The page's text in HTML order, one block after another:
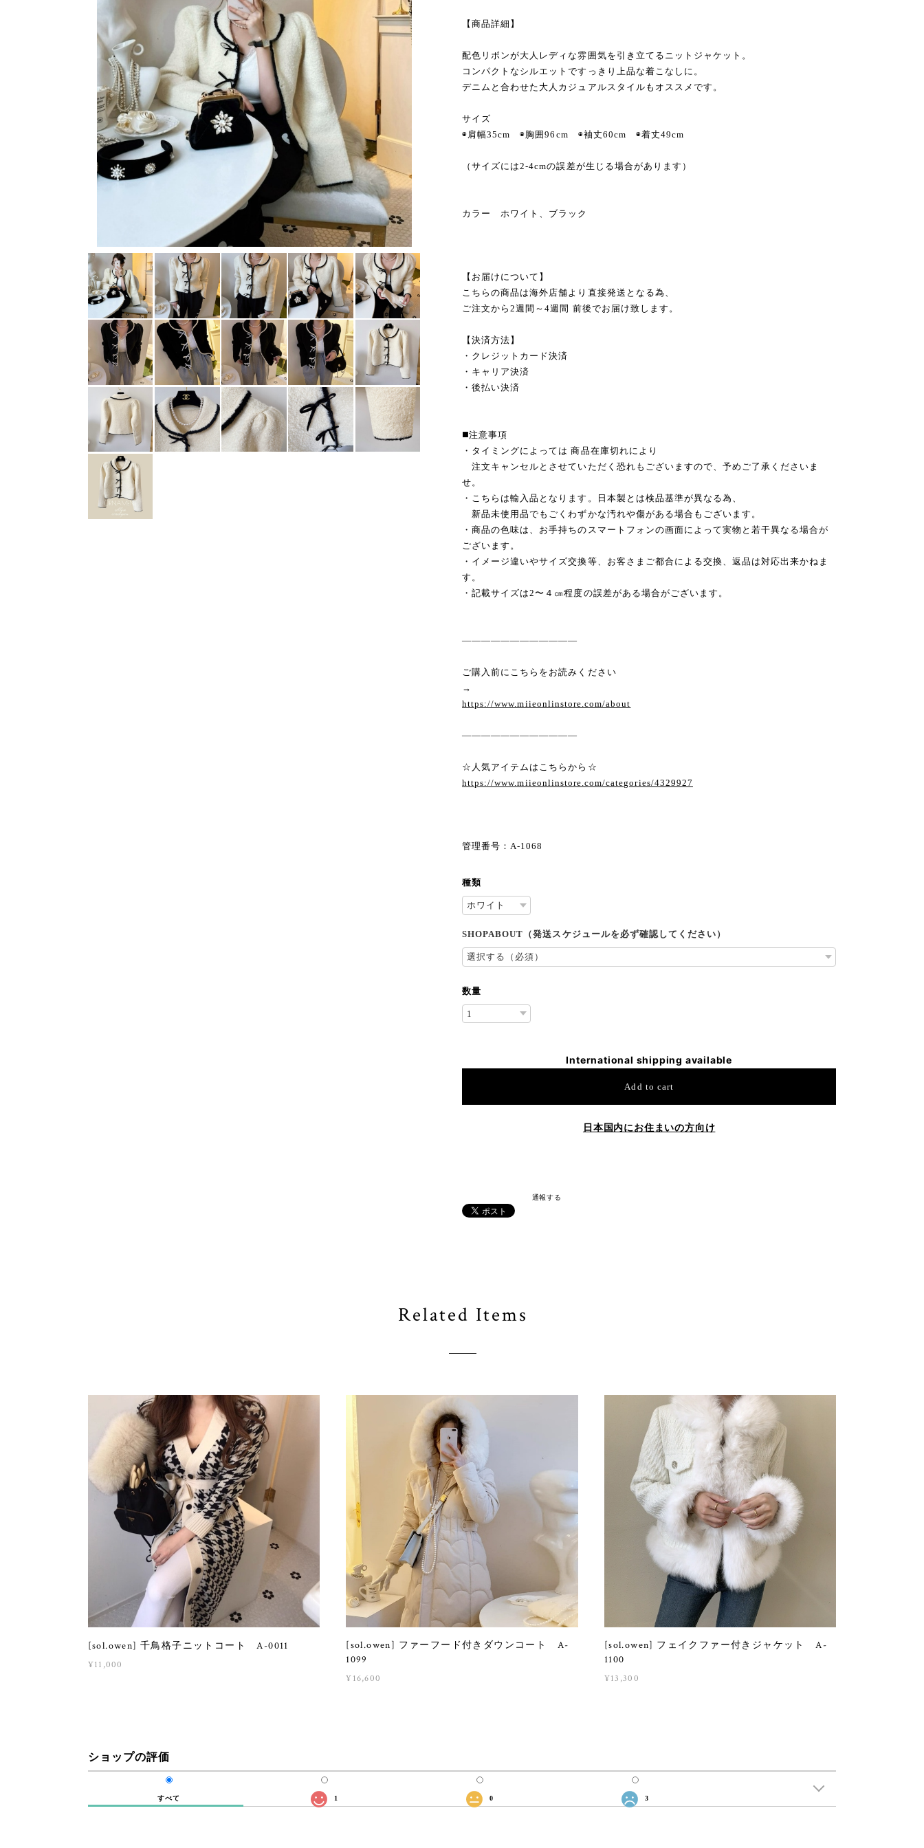
【商品詳細】
配色リボンが大人レディな雰囲気を引き立てるニットジャケット。
コンパクトなシルエットですっきり上品な着こなしに。
デニムと合わせた大人カジュアルスタイルもオススメです。
サイズ
◉肩幅35cm ◉胸囲96cm ◉袖丈60cm ◉着丈49cm
（サイズには2-4cmの誤差が生じる場合があります）
カラー ホワイト、ブラック
【お届けについて】
こちらの商品は海外店舗より直接発送となる為、
ご注文から2週間～4週間 前後でお届け致します。
【決済方法】
・クレジットカード決済
・キャリア決済
・後払い決済
◼️注意事項
・タイミングによっては 商品在庫切れにより
注文キャンセルとさせていただく恐れもございますので、予めご了承くださいま
せ。
・こちらは輸入品となります。日本製とは検品基準が異なる為、
新品未使用品でもごくわずかな汚れや傷がある場合もございます。
・商品の色味は、お手持ちのスマートフォンの画面によって実物と若干異なる場合が
ございます。
・イメージ違いやサイズ交換等、お客さまご都合による交換、返品は対応出来かねま
す。
・記載サイズは2〜４㎝程度の誤差がある場合がございます。
————————————
ご購入前にこちらをお読みください
→
https://www.miieonlinstore.com/about
————————————
☆人気アイテムはこちらから☆
https://www.miieonlinstore.com/categories/4329927
管理番号：A-1068
種類
SHOPABOUT（発送スケジュールを必ず確認してください）
数量
International shipping available
Add to cart
日本国内にお住まいの方向け
通報する
Related Items
[sol.owen] 千鳥格子ニットコート A-0011
¥11,000
[sol.owen] ファーフード付きダウンコート A-
1099
¥16,600
[sol.owen] フェイクファー付きジャケット A-
1100
¥13,300
ショップの評価
すべて 1 0 3